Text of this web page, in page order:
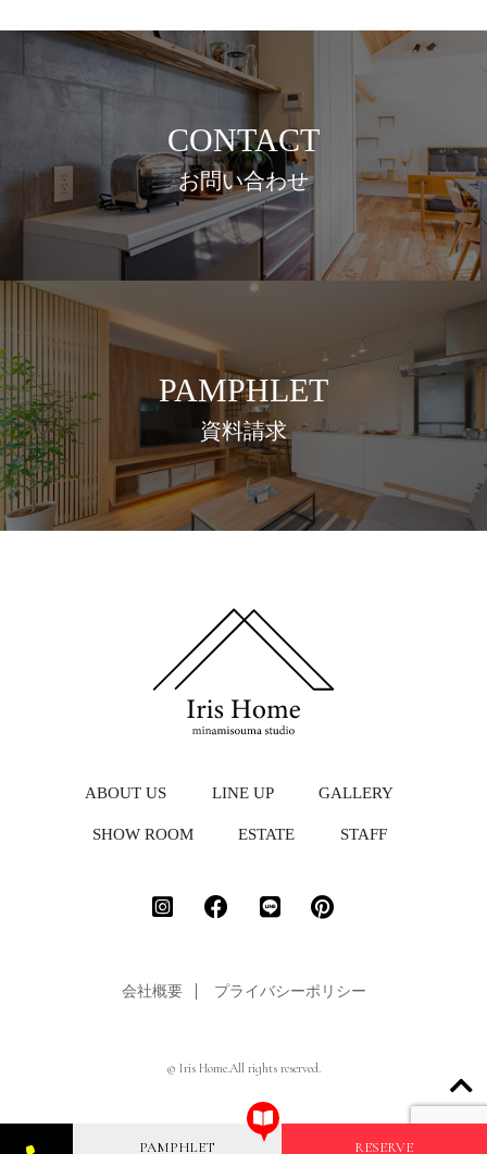
CONTACT
お問い合わせ
PAMPHLET
資料請求
ABOUT US LINE UP GALLERY
SHOW ROOM ESTATE STAFF
会社概要 プライバシーポリシー
© Iris Home.All rights reserved.
PAMPHLET RESERVE